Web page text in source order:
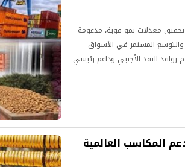
تحقيق معدلات نمو قوية، مدعومة
والتوسع المستمر في الأسواق
روافد النقد الأجنبي وداعم رئيسي
المكاسب العالمية